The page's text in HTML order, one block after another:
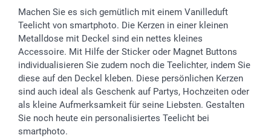
Sticker & Etiketten
Geschenk-Gutscheine (PDF)
Presse
Partnerprogramme
Investor Relations
B2B smartbusiness
Widerrufsrecht
Kommunion & Konfirmation
Hochzeit
Geburtstag
Geburt
Zu allen Anlässen
48h Lieferung
Zahlungsmöglichkeiten
Anmelden /Registrieren
Sitemap
Status der Bestellung
smartfriends
smartgarantie
smartbonus
Machen Sie es sich gemütlich mit einem Vanilleduft
Teelicht von smartphoto. Die Kerzen in einer kleinen
Metalldose mit Deckel sind ein nettes kleines
Accessoire. Mit Hilfe der Sticker oder Magnet Buttons
individualisieren Sie zudem noch die Teelichter, indem Sie
diese auf den Deckel kleben. Diese persönlichen Kerzen
sind auch ideal als Geschenk auf Partys, Hochzeiten oder
als kleine Aufmerksamkeit für seine Liebsten. Gestalten
Sie noch heute ein personalisiertes Teelicht bei
smartphoto.